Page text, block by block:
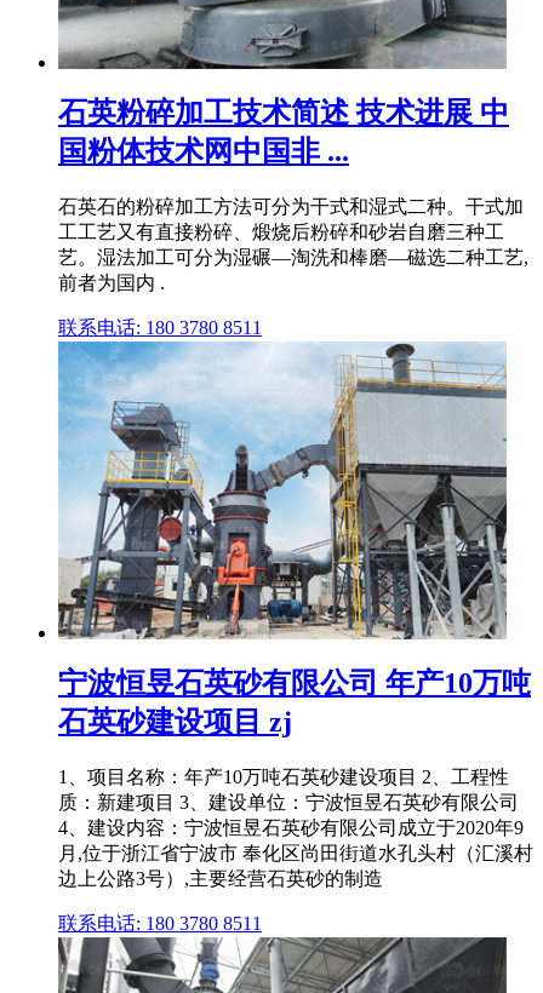
石英粉碎加工技术简述 技术进展 中
国粉体技术网中国非 ...
石英石的粉碎加工方法可分为干式和湿式二种。干式加
工工艺又有直接粉碎、煅烧后粉碎和砂岩自磨三种工
艺。湿法加工可分为湿碾—淘洗和棒磨—磁选二种工艺,
前者为国内 .
联系电话: 180 3780 8511
宁波恒昱石英砂有限公司 年产10万吨
石英砂建设项目 zj
1、项目名称：年产10万吨石英砂建设项目 2、工程性
质：新建项目 3、建设单位：宁波恒昱石英砂有限公司
4、建设内容：宁波恒昱石英砂有限公司成立于2020年9
月,位于浙江省宁波市 奉化区尚田街道水孔头村（汇溪村
边上公路3号）,主要经营石英砂的制造
联系电话: 180 3780 8511